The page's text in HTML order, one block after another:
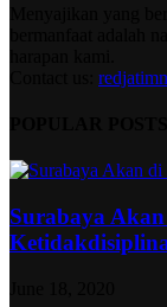
Surabaya